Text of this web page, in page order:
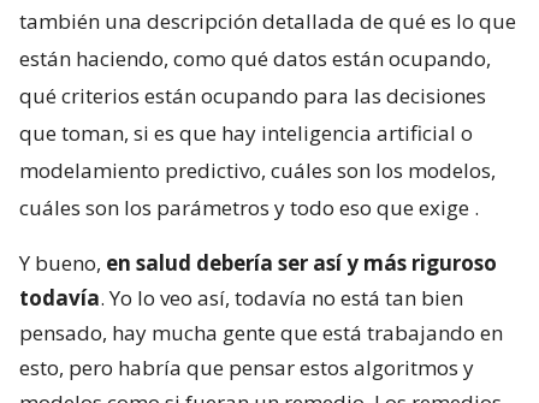
también una descripción detallada de qué es lo que
están haciendo, como qué datos están ocupando,
qué criterios están ocupando para las decisiones
que toman, si es que hay inteligencia artificial o
modelamiento predictivo, cuáles son los modelos,
cuáles son los parámetros y todo eso que exige .
Y bueno, en salud debería ser así y más riguroso
todavía. Yo lo veo así, todavía no está tan bien
pensado, hay mucha gente que está trabajando en
esto, pero habría que pensar estos algoritmos y